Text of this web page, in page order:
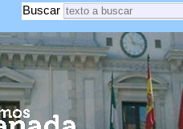
Buscar